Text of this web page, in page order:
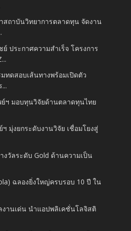
สถาบันวิทยาการตลาดทุน จัดงาน
ประกาศความสำเร็จ โครงการ
ทดสอบเส้นทางพร้อมเปิดตัว
ฯ มอบทุนวิจัยด้านตลาดทุนไทย
มุ่งยกระดับงานวิจัย เชื่อมโยงสู่
งวัลระดับ Gold ด้านความเป็น
ฉลองยิ่งใหญ่ครบรอบ 10 ปี ใน
งานเด่น นำแอปพลิเคชั่นโลจิสติ